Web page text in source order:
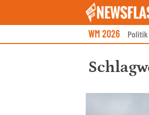
WM 2026 Politik